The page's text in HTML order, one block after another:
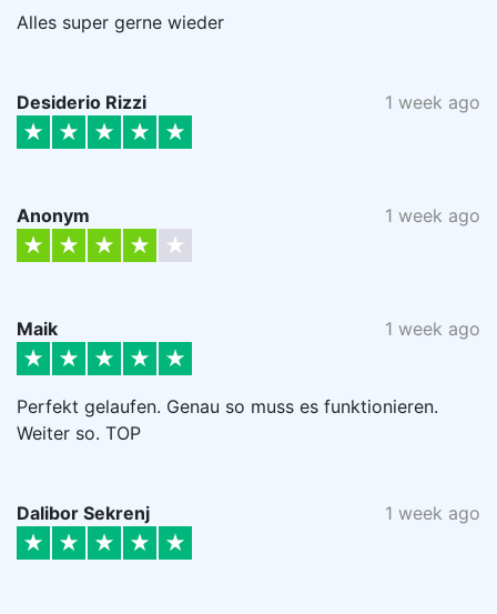
Alles super gerne wieder
Desiderio Rizzi 1 week ago
Anonym 1 week ago
Maik 1 week ago
Perfekt gelaufen. Genau so muss es funktionieren.
Weiter so. TOP
Dalibor Sekrenj 1 week ago